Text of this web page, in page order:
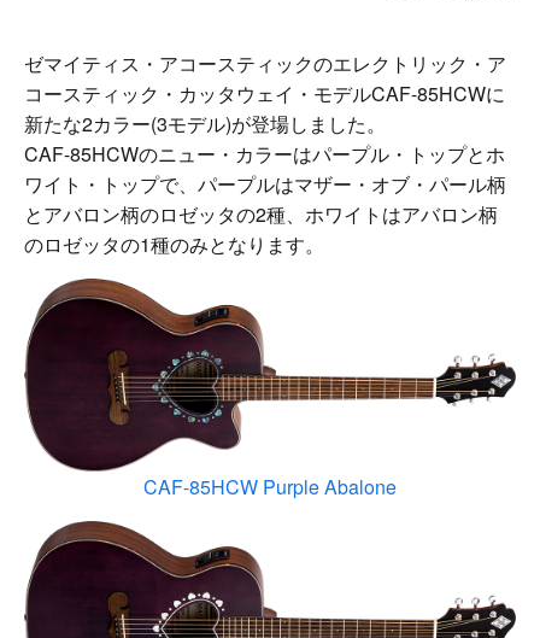
ゼマイティス・アコースティックのエレクトリック・ア
コースティック・カッタウェイ・モデルCAF-85HCWに
新たな2カラー(3モデル)が登場しました。
CAF-85HCWのニュー・カラーはパープル・トップとホ
ワイト・トップで、パープルはマザー・オブ・パール柄
とアバロン柄のロゼッタの2種、ホワイトはアバロン柄
のロゼッタの1種のみとなります。
CAF-85HCW Purple Abalone